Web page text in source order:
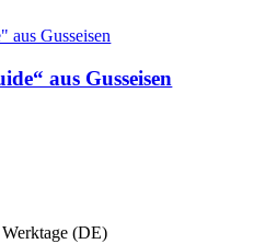
aus Gusseisen
(DE)